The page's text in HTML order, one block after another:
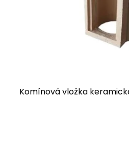
Komínová vložka